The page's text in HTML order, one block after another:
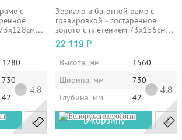
с
1280
730
42
Зеркало в багетной раме с
гравировкой - состаренное
золото с плетением 73х156см
Evoform...
22 119₽
Высота, мм
1560
Ширина, мм
730
Глубина, мм
42
В корзину
4.8
evoform
4.8